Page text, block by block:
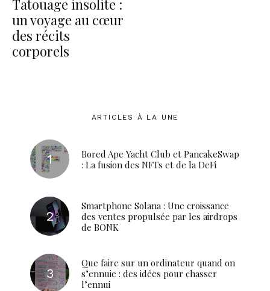
Tatouage insolite :
un voyage au cœur
des récits
corporels
ARTICLES À LA UNE
Bored Ape Yacht Club et PancakeSwap
: La fusion des NFTs et de la DeFi
Smartphone Solana : Une croissance
des ventes propulsée par les airdrops
de BONK
Que faire sur un ordinateur quand on
s’ennuie : des idées pour chasser
l’ennui